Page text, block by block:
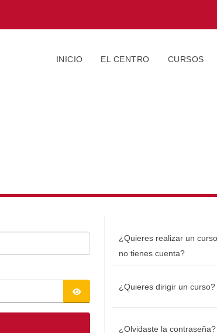
INICIO EL CENTRO CURSOS
¿Quieres realizar un
no tienes cuenta?
¿Quieres dirigir un curso?
¿Olvidaste la contraseña?